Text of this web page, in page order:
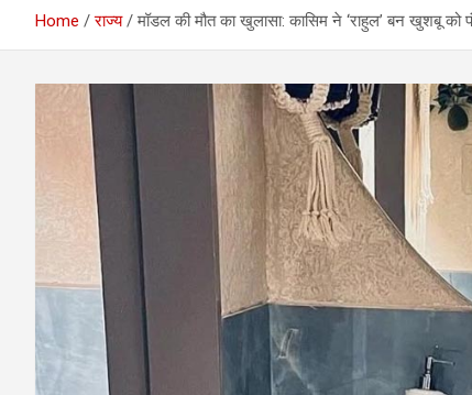
Home राज्य मॉडल की मौत का खुलासा: कासिम ने ‘राहुल’ बन खुशबू को